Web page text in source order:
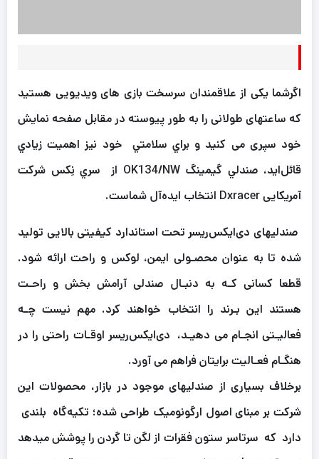
اگرشما یکی از علاقمندان سرسخت بازی های ویدیویی هستید
که ساعتهای طولانی را به طور پیوسته در مقابل صفحه نمایش
خود سپری می کنید و براي سلامتي خود نیز اهميت زيادي
قائل‌ايد، صندلي گیمینگ OK134/NW از سري نِکس شركت
آمريكایی Dxracer انتخاب ايده‌آل شماست.
صندلیهای دی‌ایکس‌ریسر تحت استاندارد کیفیتی بالایی تولید
شده تا به عنوان محصـولی ایمن، لوکس و راحت ارائه شود.
قطعا کسانی کـه به دنبـال صندلی آرامش بخش و راحـت
هستند این بـرند را انتخاب خواهند کرد. مهم نیست چـه
فعالیـتی انجـام می دهیـد، دی‌ایکس‌ریسر اوقـات راحتی را در
هنگـام فعـالیت برایتان فراهم می آورد.
برخلاف بسیاری از صندلیهای موجود در بازار، محصولات این
شرکت بر مبنای اصول ارگونومیک طراحی شده؛ تکیه‌گاه بلندی
دارد که سرتاسر ستون فقرات از لگن تا گردن را پوشش میدهد